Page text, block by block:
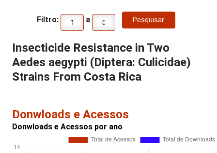
Filtro: a
Insecticide Resistance in Two
Aedes aegypti (Diptera: Culicidae)
Strains From Costa Rica
Donwloads e Acessos
Donwloads e Acessos por ano